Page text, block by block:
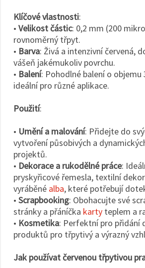
Klíčové vlastnosti:
• Velikost částic: 0,2 mm (200
rovnoměrný třpyt.
• Barva: Živá a intenzivní červená,
vášeň jakémukoliv povrchu.
• Balení: Pohodlné balení o objemu
ideální pro různé aplikace.
Použití:
• Umění a malování: Přidejte do
vytvoření působivých a
projektů.
• Dekorace a rukodělné práce:
pryskyřicové řemesla, textilní
vyráběné alba, které potřebují
• Scrapbooking: Obohacujte své
stránky a přáníčka karty teplem a
• Kosmetika: Perfektní pro přidání
produktů pro třpytivý a výrazný
Jak používat červenou třpytivou